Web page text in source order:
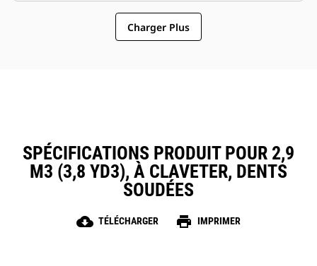
Charger Plus
SPÉCIFICATIONS PRODUIT POUR 2,9
M3 (3,8 YD3), À CLAVETER, DENTS
SOUDÉES
cloud_download TÉLÉCHARGER print IMPRIMER